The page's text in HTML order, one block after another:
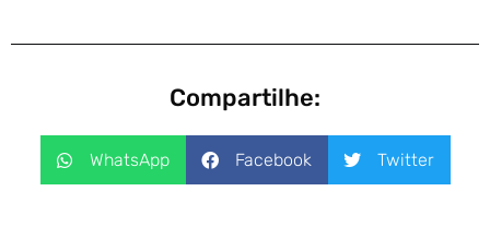
Compartilhe:
WhatsApp Facebook Twitter